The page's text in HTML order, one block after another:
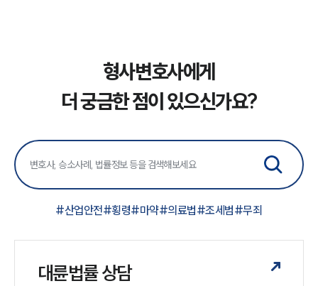
형사변호사에게
더 궁금한 점이 있으신가요?
#산업안전#횡령#마약#의료법#조세범#무죄
대륜법률 상담